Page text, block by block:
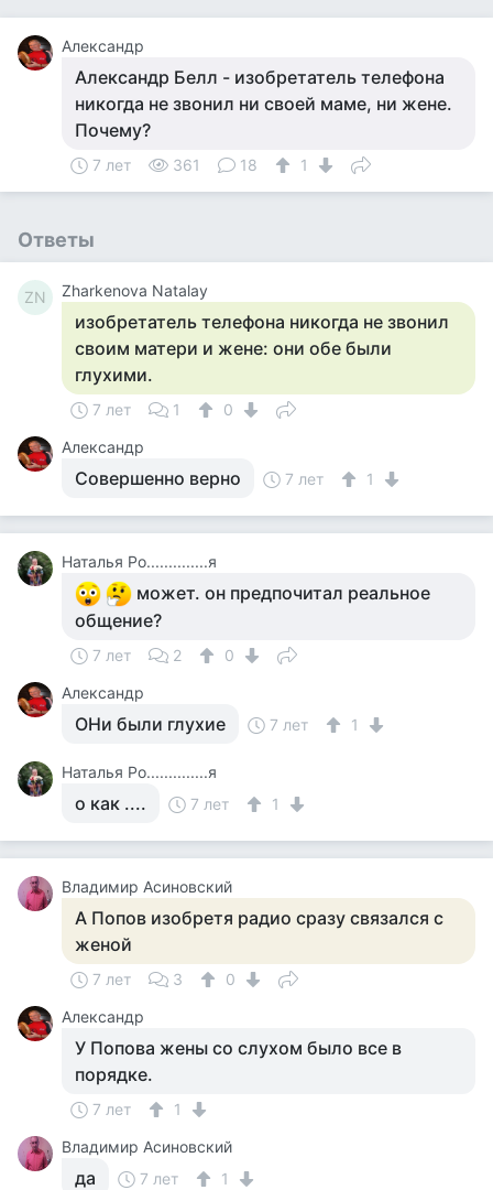
Александр
Александр Белл - изобретатель телефона
никогда не звонил ни своей маме, ни жене.
Почему?
7 лет 361 18 1
Ответы
ZN Zharkenova Natalay
изобретатель телефона никогда не звонил
своим матери и жене: они обе были
глухими.
7 лет 1
0
Александр
Совершенно верно 7 лет 1
Наталья Ро..............я
может. он предпочитал реальное
общение?
7 лет 2
0
Александр
ОНи были глухие 7 лет 1
Наталья Ро..............я
о как .... 7 лет 1
Владимир Асиновский
А Попов изобретя радио сразу связался с
женой
7 лет 3
0
Александр
У Попова жены со слухом было все в
порядке.
7 лет
1
Владимир Асиновский
да 7 лет 1